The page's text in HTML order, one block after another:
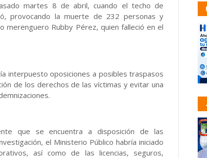
martes 8 de abril, cuando el techo de
provocando la muerte de 232 personas y
merenguero Rubby Pérez, quien falleció en el
interpuesto oposiciones a posibles traspasos
de los derechos de las víctimas y evitar una
que se encuentra a disposición de las
el Ministerio Público habría iniciado
así como de las licencias, seguros,